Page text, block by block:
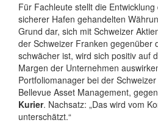
Für Fachleute stellt die
sicherer Hafen gehandelten
Grund dar, sich mit Schweizer
der Schweizer Franken gegenüber
schwächer ist, wird sich positiv auf
Margen der Unternehmen
Portfoliomanager bei der
Bellevue Asset Management,
Kurier. Nachsatz: „Das wird vom
unterschätzt.“